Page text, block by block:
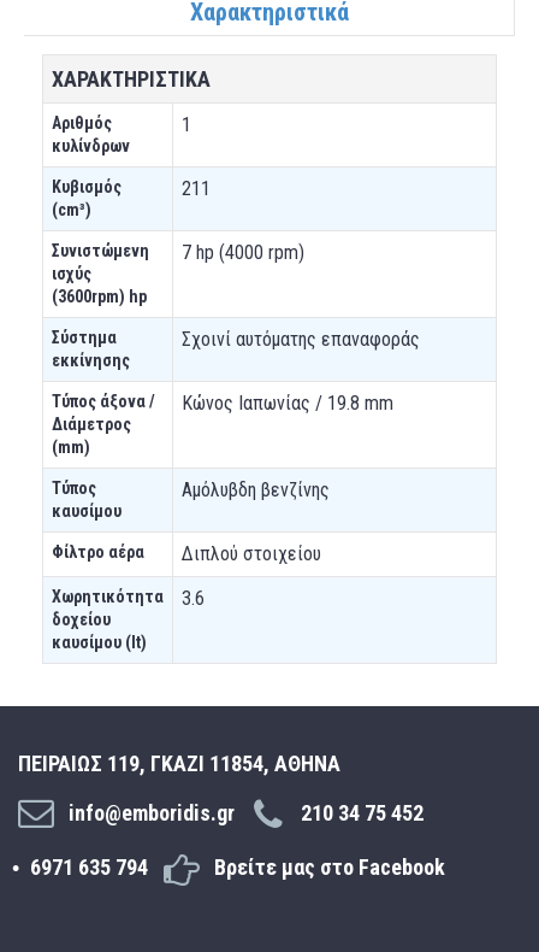
Χαρακτηριστικά
XΑΡΑΚΤΗΡΙΣΤΙΚΆ
Αριθμός
κυλίνδρων
1
Κυβισμός
(cm³)
211
Συνιστώμενη
ισχύς
(3600rpm) hp
7 hp (4000 rpm)
Σύστημα
εκκίνησης
Σχοινί αυτόματης επαναφοράς
Τύπος άξονα /
Διάμετρος
(mm)
Κώνος Ιαπωνίας / 19.8 mm
Τύπος
καυσίμου
Αμόλυβδη βενζίνης
Φίλτρο αέρα Διπλού στοιχείου
Χωρητικότητα
δοχείου
καυσίμου (lt)
3.6
ΠΕΙΡΑΙΩΣ 119, ΓΚΑΖΙ 11854, ΑΘΗΝΑ
info@emboridis.gr
210 34 75 452
6971 635 794 Βρείτε μας στο Facebook